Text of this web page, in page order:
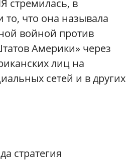
стремилась, в
то, что она называла
войной против
Америки» через
лиц на
сетей и в других
стратегия